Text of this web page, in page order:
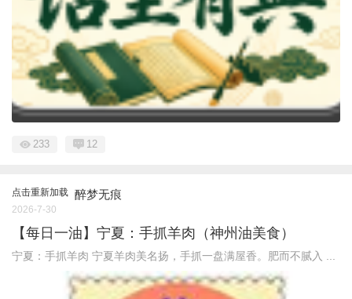
233 12
点击重新加载 醉梦无痕
2026-7-30
【每日一油】宁夏：手抓羊肉（神州油美食）
宁夏：手抓羊肉 宁夏羊肉美名扬，手抓一盘满屋香。肥而不腻入 ...